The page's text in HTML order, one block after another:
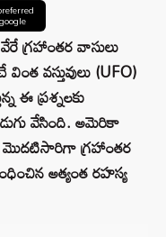
గ్రహాంతర వాసులు
వస్తువులు (UFO)
ఈ ప్రశ్నలకు
వేసింది. అమెరికా
మొదటిసారిగా గ్రహాంతర
అత్యంత రహస్య